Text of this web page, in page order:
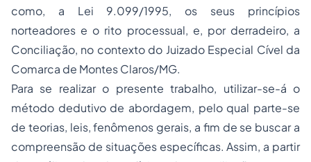
como, a Lei 9.099/1995, os seus princípios
norteadores e o rito processual, e, por derradeiro, a
Conciliação, no contexto do Juizado Especial Cível da
Comarca de Montes Claros/MG.
Para se realizar o presente trabalho, utilizar-se-á o
método dedutivo de abordagem, pelo qual parte-se
de teorias, leis, fenômenos gerais, a fim de se buscar a
compreensão de situações específicas. Assim, a partir